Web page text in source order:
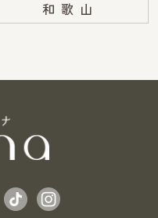
和歌山